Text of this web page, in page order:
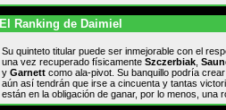
El Ranking de Daimiel
Su quinteto titular puede ser inmejorable con el
una vez recuperado físicamente Szczerbiak
y Garnett como ala-pivot. Su banquillo podría
aún así tendrán que irse a cincuenta y tantas
están en la obligación de ganar, por lo menos, una